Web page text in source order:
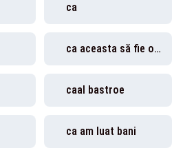
ca
ca aceasta să fie oferită și preoților ucraineni
caal bastroe
ca am luat bani